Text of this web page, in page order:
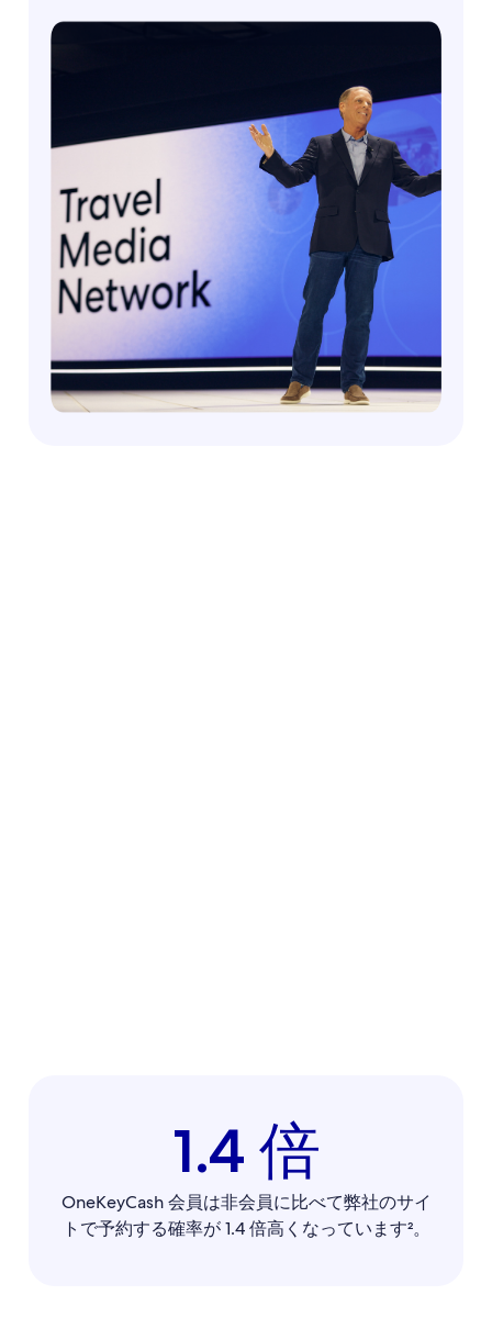
1.4 倍
OneKeyCash 会員は非会員に比べて弊社のサイ
トで予約する確率が 1.4 倍高くなっています²。